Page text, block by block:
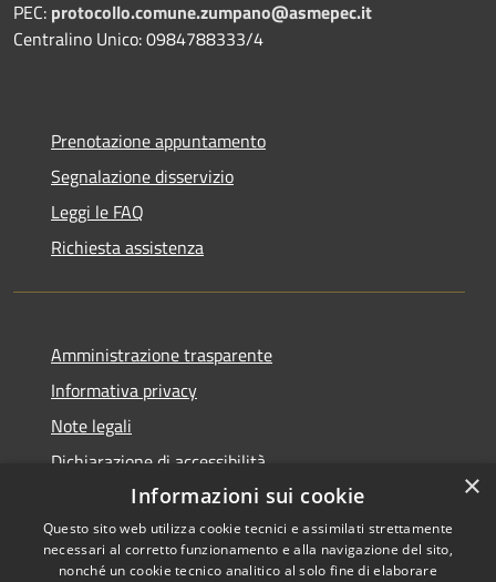
PEC: protocollo.comune.zumpano@asmepec.it
Centralino Unico: 0984788333/4
Prenotazione appuntamento
Segnalazione disservizio
Leggi le FAQ
Richiesta assistenza
Amministrazione trasparente
Informativa privacy
Note legali
Dichiarazione di accessibilità
Copyright © 2026 • Comune di
×
Informazioni sui cookie
Questo sito web utilizza cookie tecnici e assimilati strettamente
necessari al corretto funzionamento e alla navigazione del sito,
nonché un cookie tecnico analitico al solo fine di elaborare